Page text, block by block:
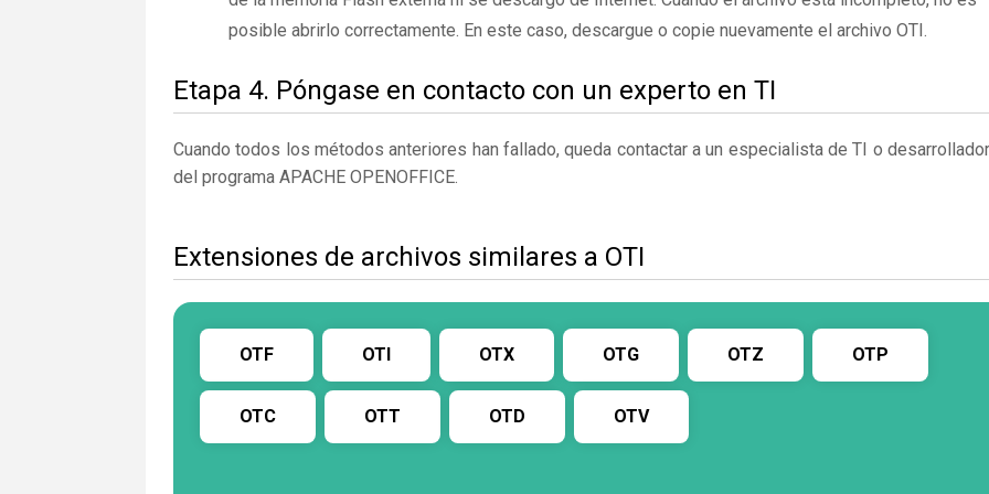
posible abrirlo correctamente. En este caso, descargue o copie nuevamente el archivo OTI.
Etapa 4. Póngase en contacto con un experto en TI
Cuando todos los métodos anteriores han fallado, queda contactar a un especialista de TI o
del programa APACHE OPENOFFICE.
Extensiones de archivos similares a OTI
OTF OTI OTX OTG OTZ OTP
OTC OTT OTD OTV